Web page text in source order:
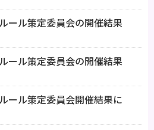
ール策定委員会の開催結果
ール策定委員会の開催結果
ール策定委員会開催結果に